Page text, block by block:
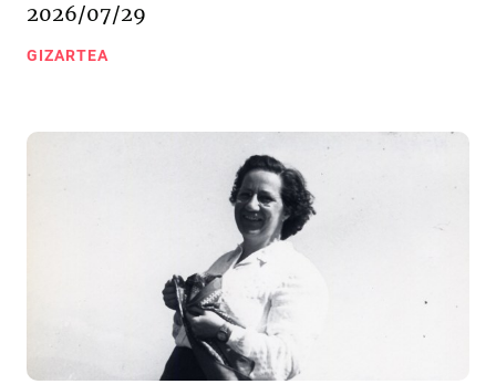
2026/07/29
GIZARTEA